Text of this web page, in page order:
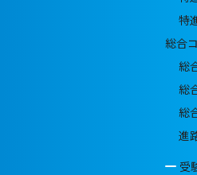
特
総合
総
総
総
進
受